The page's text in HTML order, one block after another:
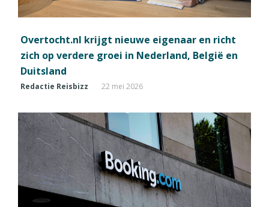
Overtocht.nl krijgt nieuwe eigenaar en richt
zich op verdere groei in Nederland, België en
Duitsland
Redactie Reisbizz 22 mei 2026